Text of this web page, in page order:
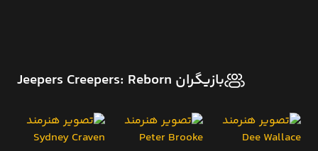
بازیگران Jeepers Creepers: Reborn